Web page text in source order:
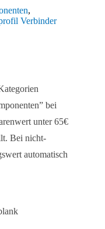
,
Verbinder
bei
unter 65€
Bei nicht-
automatisch